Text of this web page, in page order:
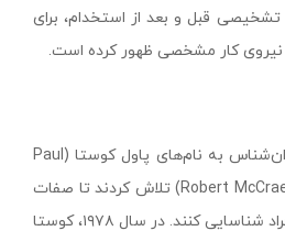
ابزار تشخیصی قبل و بعد از استخدام، برای
کار مشخصی ظهور کرده است.
در اواسط دهه ۱۹۷۰، دو روان‌شناس به نام‌های پاول کوستا (Paul
Costa) و رابرت مک‌کری ( Robert McCrae) تلاش کردند تا صفات
گسترده موجود را در همه افراد شناسایی کنند. در سال ۱۹۷۸، کوستا